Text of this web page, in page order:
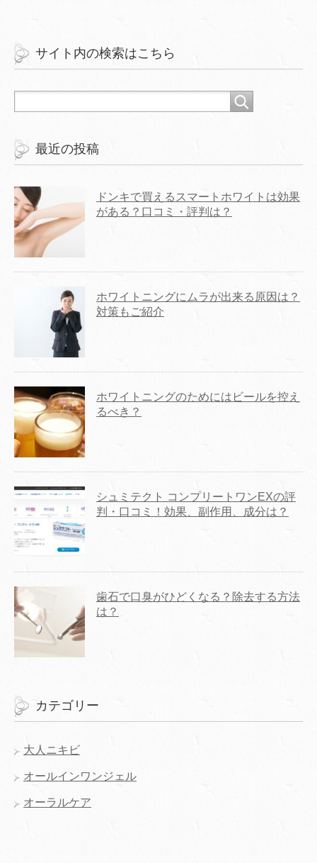
サイト内の検索はこちら
最近の投稿
ドンキで買えるスマートホワイトは効果
がある？口コミ・評判は？
ホワイトニングにムラが出来る原因は？
対策もご紹介
ホワイトニングのためにはビールを控え
るべき？
シュミテクト コンプリートワンEXの評
判・口コミ！効果、副作用、成分は？
歯石で口臭がひどくなる？除去する方法
は？
カテゴリー
大人ニキビ
オールインワンジェル
オーラルケア